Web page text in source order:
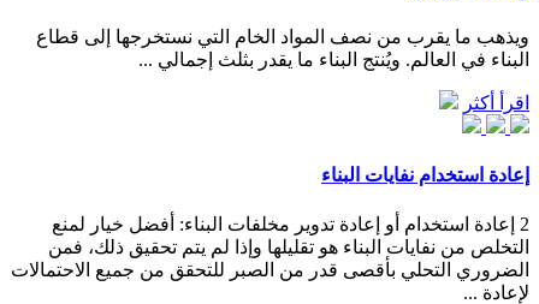
ويذهب ما يقرب من نصف المواد الخام التي نستخرجها إلى قطاع
البناء في العالم. ويُنتج البناء ما يقدر بثلث إجمالي ...
اقرأ أكثر
إعادة استخدام نفايات البناء
2 إعادة استخدام أو إعادة تدوير مخلفات البناء: أفضل خيار لمنع
التخلص من نفايات البناء هو تقليلها وإذا لم يتم تحقيق ذلك، فمن
الضروري التحلي بأقصى قدر من الصبر للتحقق من جميع الاحتمالات
لإعادة ...